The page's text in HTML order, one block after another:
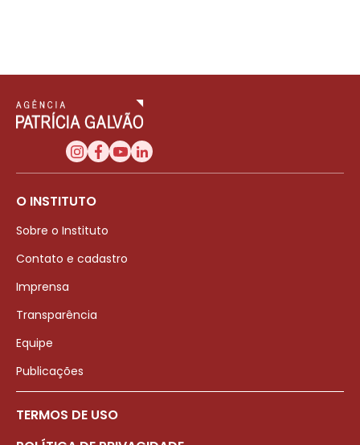
O INSTITUTO
Sobre o Instituto
Contato e cadastro
Imprensa
Transparência
Equipe
Publicações
TERMOS DE USO